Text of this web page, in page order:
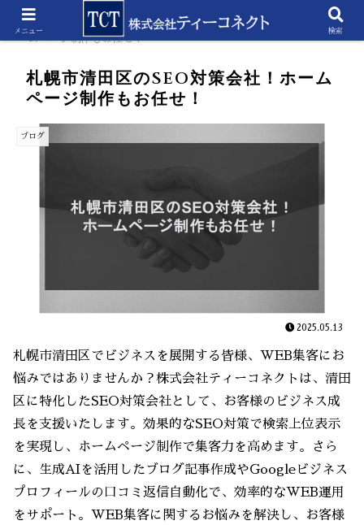
ホーム ブログ
札幌市清田区のSEO対策会社！ホ
ームページ制作もお任せ！
札幌市清田区のSEO対策会社！ホーム
ページ制作もお任せ！
ブログ
2025.05.13
札幌市清田区でビジネスを展開する皆様、WEB集客にお
悩みではありませんか？株式会社ティーコネクトは、清田
区に特化したSEO対策会社として、お客様のビジネス成
長を支援いたします。効果的なSEO対策で検索上位表示
を実現し、ホームページ制作で集客力を高めます。さら
に、生成AIを活用したブログ記事作成やGoogleビジネス
プロフィールの口コミ返信自動化で、効率的なWEB運用
をサポート。WEB集客に関するお悩みを解決し、お客様
メニュー 検索